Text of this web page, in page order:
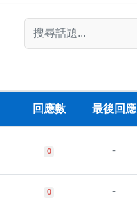
回應數 最後回應
0 -
0 -